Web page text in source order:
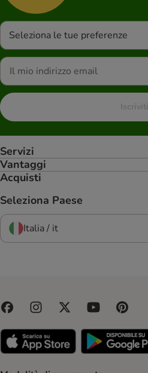
Seleziona le tue preferenze
Iscriviti
Servizi
Vantaggi
Acquisti
Seleziona Paese
Italia / it